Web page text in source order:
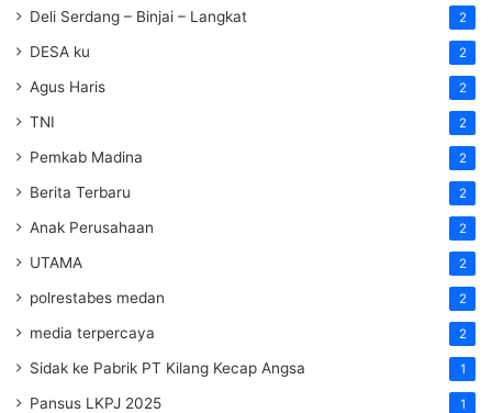
Deli Serdang – Binjai – Langkat 2
DESA ku 2
Agus Haris 2
TNI 2
Pemkab Madina 2
Berita Terbaru 2
Anak Perusahaan 2
UTAMA 2
polrestabes medan 2
media terpercaya 2
Sidak ke Pabrik PT Kilang Kecap Angsa 1
Pansus LKPJ 2025 1